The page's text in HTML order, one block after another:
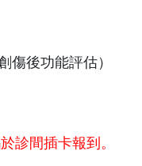
傷後功能評估）
診間插卡報到。